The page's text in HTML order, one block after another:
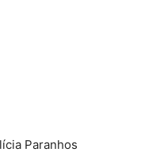
Reis
Paranhos